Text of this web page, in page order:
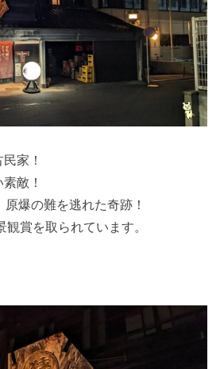
家！
敵！
爆の難を逃れた奇跡！
賞を取られています。